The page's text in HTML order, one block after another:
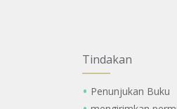
Tindakan
Penunjukan Buku